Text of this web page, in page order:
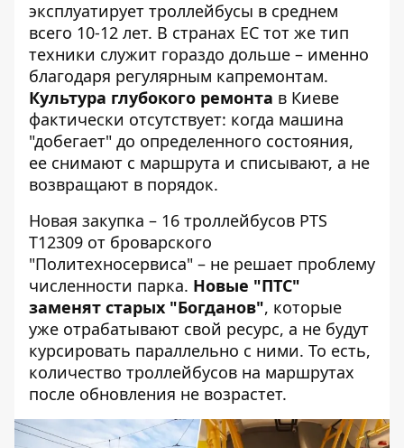
эксплуатирует троллейбусы в среднем
всего 10-12 лет. В странах ЕС тот же тип
техники служит гораздо дольше – именно
благодаря регулярным капремонтам.
Культура глубокого ремонта в Киеве
фактически отсутствует: когда машина
"добегает" до определенного состояния,
ее снимают с маршрута и списывают, а не
возвращают в порядок.
Новая закупка – 16 троллейбусов PTS
T12309 от броварского
"Политехносервиса" – не решает проблему
численности парка. Новые "ПТС"
заменят старых "Богданов", которые
уже отрабатывают свой ресурс, а не будут
курсировать параллельно с ними. То есть,
количество троллейбусов на маршрутах
после обновления не возрастет.